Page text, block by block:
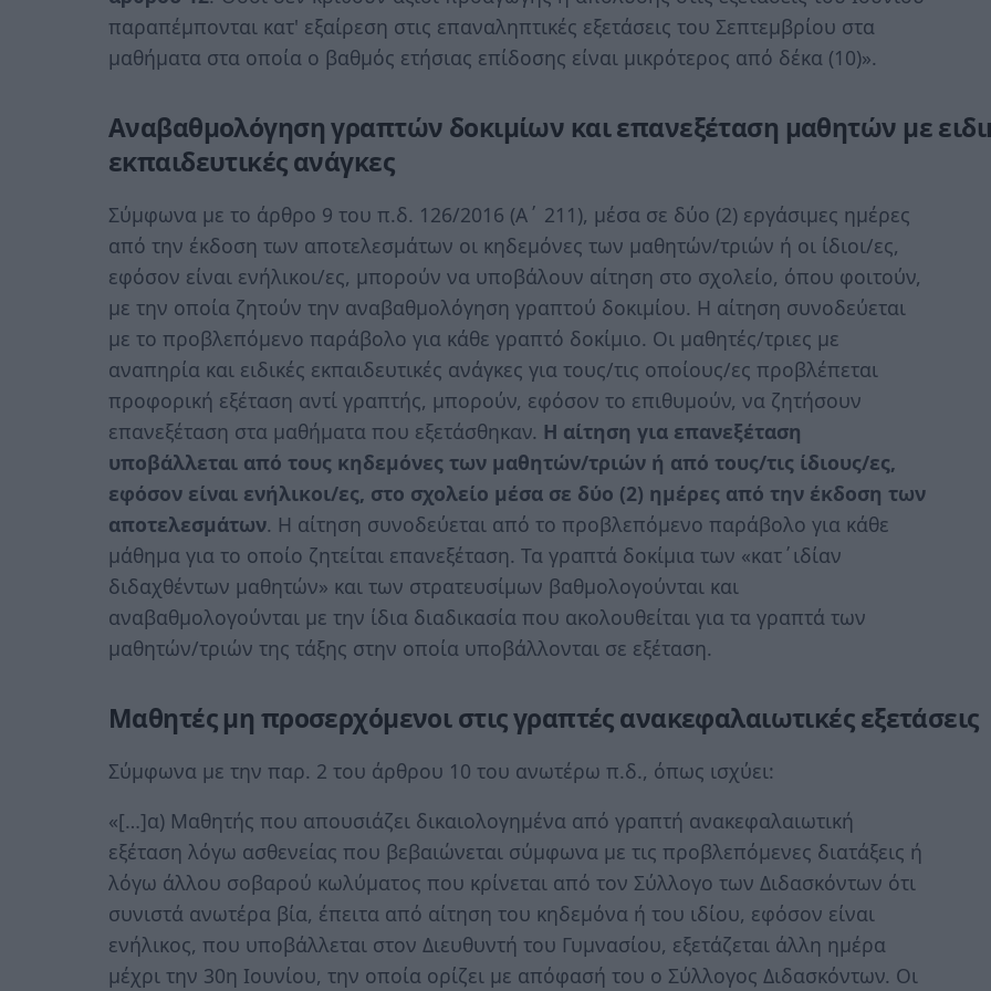
παραπέμπονται κατ' εξαίρεση στις επαναληπτικές εξετάσεις του Σεπτεμβρίου στα
μαθήματα στα οποία ο βαθμός ετήσιας επίδοσης είναι μικρότερος από δέκα (10)».
Αναβαθμολόγηση γραπτών δοκιμίων και επανεξέταση μαθητών με
εκπαιδευτικές ανάγκες
Σύμφωνα με το άρθρο 9 του π.δ. 126/2016 (Α΄ 211), μέσα σε δύο (2) εργάσιμες ημέρες
από την έκδοση των αποτελεσμάτων οι κηδεμόνες των μαθητών/τριών ή οι ίδιοι/ες,
εφόσον είναι ενήλικοι/ες, μπορούν να υποβάλουν αίτηση στο σχολείο, όπου φοιτούν,
με την οποία ζητούν την αναβαθμολόγηση γραπτού δοκιμίου. Η αίτηση συνοδεύεται
με το προβλεπόμενο παράβολο για κάθε γραπτό δοκίμιο. Οι μαθητές/τριες με
αναπηρία και ειδικές εκπαιδευτικές ανάγκες για τους/τις οποίους/ες προβλέπεται
προφορική εξέταση αντί γραπτής, μπορούν, εφόσον το επιθυμούν, να ζητήσουν
επανεξέταση στα μαθήματα που εξετάσθηκαν. Η αίτηση για επανεξέταση
υποβάλλεται από τους κηδεμόνες των μαθητών/τριών ή από τους/τις ίδιους/ες,
εφόσον είναι ενήλικοι/ες, στο σχολείο μέσα σε δύο (2) ημέρες από την έκδοση των
αποτελεσμάτων. Η αίτηση συνοδεύεται από το προβλεπόμενο παράβολο για κάθε
μάθημα για το οποίο ζητείται επανεξέταση. Τα γραπτά δοκίμια των «κατ΄ιδίαν
διδαχθέντων μαθητών» και των στρατευσίμων βαθμολογούνται και
αναβαθμολογούνται με την ίδια διαδικασία που ακολουθείται για τα γραπτά των
μαθητών/τριών της τάξης στην οποία υποβάλλονται σε εξέταση.
Μαθητές μη προσερχόμενοι στις γραπτές ανακεφαλαιωτικές εξετάσεις
Σύμφωνα με την παρ. 2 του άρθρου 10 του ανωτέρω π.δ., όπως ισχύει:
«[…]α) Μαθητής που απουσιάζει δικαιολογημένα από γραπτή ανακεφαλαιωτική
εξέταση λόγω ασθενείας που βεβαιώνεται σύμφωνα με τις προβλεπόμενες διατάξεις ή
λόγω άλλου σοβαρού κωλύματος που κρίνεται από τον Σύλλογο των Διδασκόντων ότι
συνιστά ανωτέρα βία, έπειτα από αίτηση του κηδεμόνα ή του ιδίου, εφόσον είναι
ενήλικος, που υποβάλλεται στον Διευθυντή του Γυμνασίου, εξετάζεται άλλη ημέρα
μέχρι την 30η Ιουνίου, την οποία ορίζει με απόφασή του ο Σύλλογος Διδασκόντων. Οι